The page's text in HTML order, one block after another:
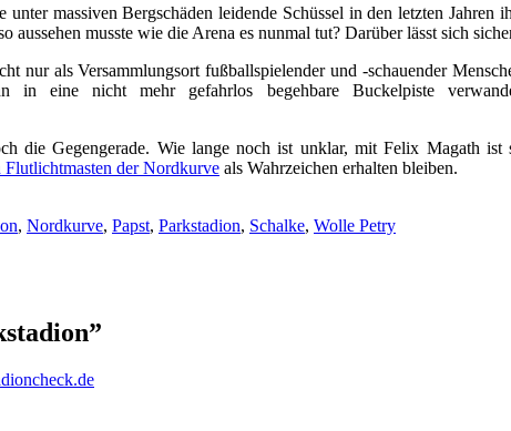
massiven Bergschäden leidende Schüssel in den letzten
musste wie die Arena es nunmal tut? Darüber lässt sich
nur als Versammlungsort fußballspielender und -schauender
eine nicht mehr gefahrlos begehbare Buckelpiste
die Gegengerade. Wie lange noch ist unklar, mit Felix Magath
Flutlichtmasten der Nordkurve als Wahrzeichen erhalten bleiben.
, Nordkurve, Papst, Parkstadion, Schalke, Wolle Petry
”